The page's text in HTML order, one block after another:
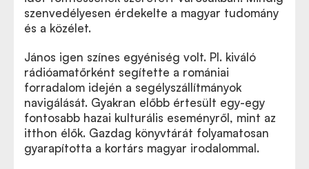
szenvedélyesen érdekelte a magyar tudomány
és a közélet.
János igen színes egyéniség volt. Pl. kiváló
rádióamatőrként segítette a romániai
forradalom idején a segélyszállítmányok
navigálását. Gyakran előbb értesült egy-egy
fontosabb hazai kulturális eseményről, mint az
itthon élők. Gazdag könyvtárát folyamatosan
gyarapította a kortárs magyar irodalommal.